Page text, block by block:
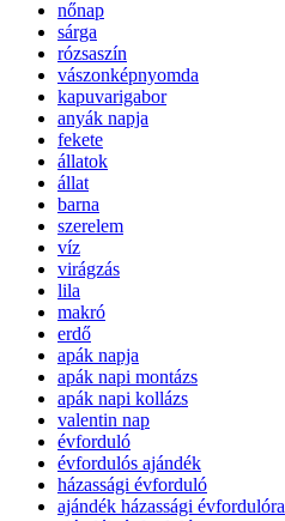
nőnap
sárga
rózsaszín
vászonképnyomda
kapuvarigabor
anyák napja
fekete
állatok
állat
barna
szerelem
víz
virágzás
lila
makró
erdő
apák napja
apák napi montázs
apák napi kollázs
valentin nap
évforduló
évfordulós ajándék
házassági évforduló
ajándék házassági évfordulóra